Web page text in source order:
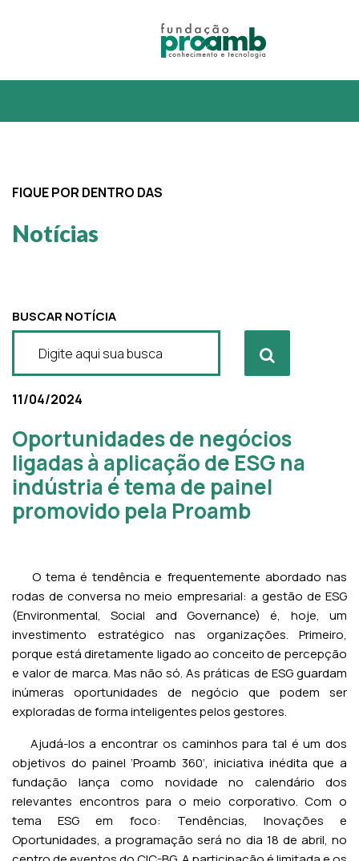
FIQUE POR DENTRO DAS
Notícias
BUSCAR NOTÍCIA
11/04/2024
Oportunidades de negócios
ligadas à aplicação de ESG na
indústria é tema de painel
promovido pela Proamb
O tema é tendência e frequentemente abordado nas
rodas de conversa no meio empresarial: a gestão de ESG
(Environmental, Social and Governance) é, hoje, um
investimento estratégico nas organizações. Primeiro,
porque está diretamente ligado ao conceito de percepção
e valor de marca. Mas não só. As práticas de ESG guardam
inúmeras oportunidades de negócio que podem ser
exploradas de forma inteligentes pelos gestores.
Ajudá-los a encontrar os caminhos para tal é um dos
objetivos do painel ‘Proamb 360’, iniciativa inédita que a
fundação lança como novidade no calendário dos
relevantes encontros para o meio corporativo. Com o
tema ESG em foco: Tendências, Inovações e
Oportunidades, a programação será no dia 18 de abril, no